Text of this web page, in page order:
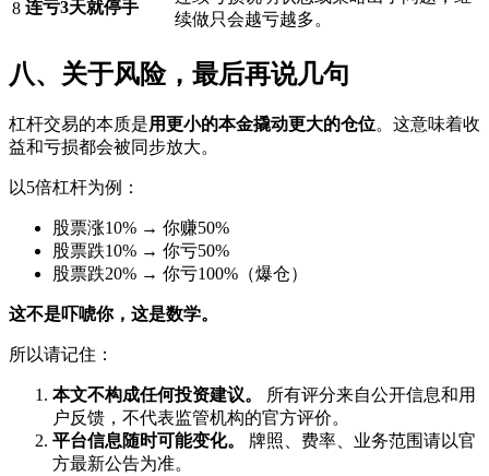
8 连亏3天就停手
续做只会越亏越多。
八、关于风险，最后再说几句
杠杆交易的本质是用更小的本金撬动更大的仓位。这意味着收
益和亏损都会被同步放大。
以5倍杠杆为例：
股票涨10% → 你赚50%
股票跌10% → 你亏50%
股票跌20% → 你亏100%（爆仓）
这不是吓唬你，这是数学。
所以请记住：
本文不构成任何投资建议。
所有评分来自公开信息和用
户反馈，不代表监管机构的官方评价。
平台信息随时可能变化。
牌照、费率、业务范围请以官
方最新公告为准。